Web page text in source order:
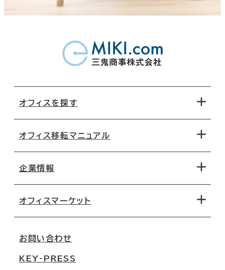
オフィスを探す
地図から探す
路線・駅から探す
オフィス移転マニュアル
移転コストシミュレーション
移転スケジュール
オフィス移転Q&A
企業情報
オフィスマーケット
大阪
お問い合わせ
KEY-PRESS